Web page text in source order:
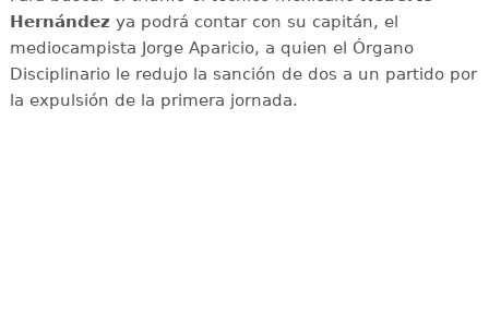
Hernández ya podrá contar con su capitán, el
mediocampista Jorge Aparicio, a quien el Órgano
Disciplinario le redujo la sanción de dos a un partido por
la expulsión de la primera jornada.